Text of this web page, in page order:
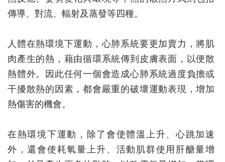
傳導、對流、輻射及蒸發等四種。
人體在熱環境下運動，心肺系統要更加賣力，將肌
肉產生的熱，藉由循環系統傳到皮膚表面，以便散
熱體外。因此任何一個會造成心肺系統過度負擔或
干擾散熱的因素，都會嚴重的破壞運動表現，增加
熱傷害的機會。
在熱環境下運動，除了會使體溫上升、心跳加速
外，還會使耗氧量上升、活動肌群使用肝醣量增